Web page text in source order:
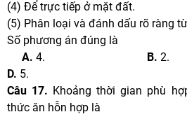
(4) Để trực tiếp ở mặt đất.
(5) Phân loại và đánh dấu rõ ràng
Số phương án đúng là
A. 4. B. 2.
D. 5.
Câu 17. Khoảng thời gian phù
thức ăn hỗn hợp là